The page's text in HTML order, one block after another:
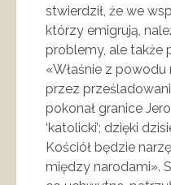
stwierdził, że we
którzy emigrują,
problemy, ale także
«Właśnie z
przez
pokonał granice
‘katolicki’; dzięki
Kościół będzie
między narodami».